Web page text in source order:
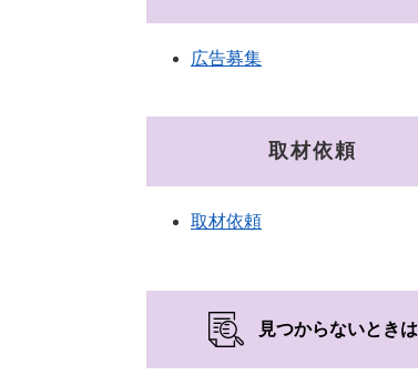
広告募集
取材依頼
取材依頼
見つからないときは